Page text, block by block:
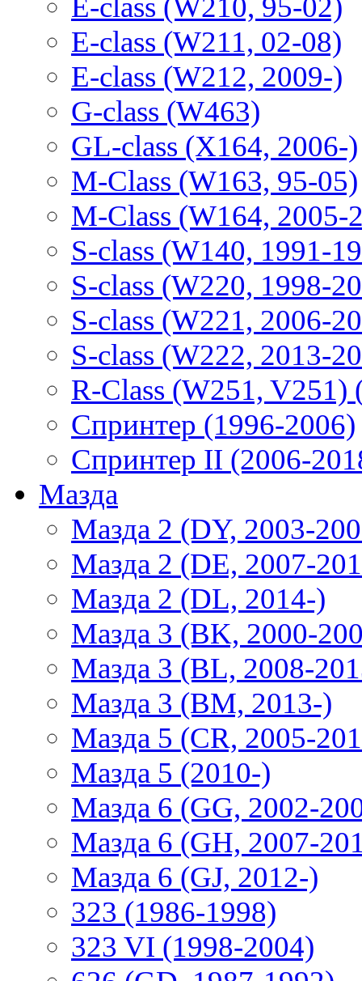
E-class (W210, 95-02)
E-class (W211, 02-08)
E-class (W212, 2009-)
G-class (W463)
GL-class (X164, 2006-)
M-Class (W163, 95-05)
M-Class (W164, 2005-
S-class (W140, 1991-
S-class (W220, 1998-
S-class (W221, 2006-
S-class (W222, 2013-
R-Class (W251, V251)
Спринтер (1996-2006)
Спринтер II (2006-
Мазда
Мазда 2 (DY, 2003-
Мазда 2 (DE, 2007-
Мазда 2 (DL, 2014-)
Мазда 3 (BK, 2000-
Мазда 3 (BL, 2008-
Мазда 3 (BM, 2013-)
Мазда 5 (CR, 2005-
Мазда 5 (2010-)
Мазда 6 (GG, 2002-
Мазда 6 (GH, 2007-
Мазда 6 (GJ, 2012-)
323 (1986-1998)
323 VI (1998-2004)